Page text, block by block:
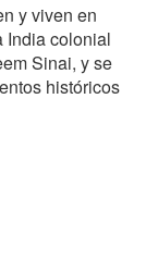
y viven en
India colonial
Sinai, y se
históricos